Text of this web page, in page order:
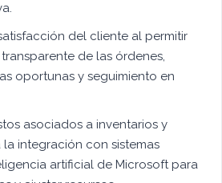
del cliente al permitir
de las órdenes,
oportunas y seguimiento en
asociados a inventarios y
integración con sistemas
artificial de Microsoft para